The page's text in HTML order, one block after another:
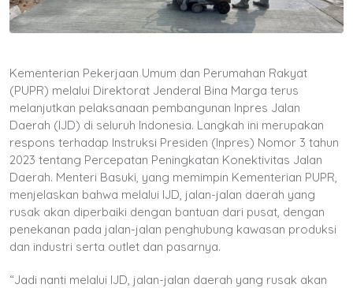
Kementerian Pekerjaan Umum dan Perumahan Rakyat
(PUPR) melalui Direktorat Jenderal Bina Marga terus
melanjutkan pelaksanaan pembangunan Inpres Jalan
Daerah (IJD) di seluruh Indonesia. Langkah ini merupakan
respons terhadap Instruksi Presiden (Inpres) Nomor 3 tahun
2023 tentang Percepatan Peningkatan Konektivitas Jalan
Daerah. Menteri Basuki, yang memimpin Kementerian PUPR,
menjelaskan bahwa melalui IJD, jalan-jalan daerah yang
rusak akan diperbaiki dengan bantuan dari pusat, dengan
penekanan pada jalan-jalan penghubung kawasan produksi
dan industri serta outlet dan pasarnya.
“Jadi nanti melalui IJD, jalan-jalan daerah yang rusak akan